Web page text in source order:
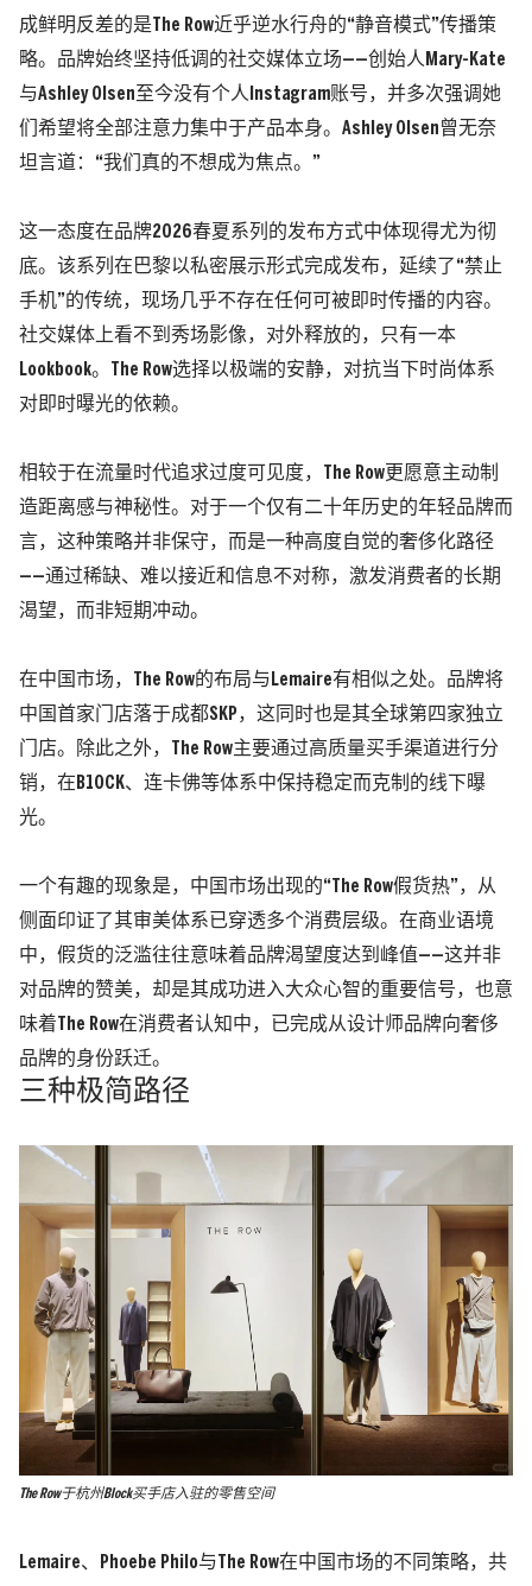
成鲜明反差的是The Row近乎逆水行舟的“静音模式”传播策
略。品牌始终坚持低调的社交媒体立场——创始人Mary-Kate
与Ashley Olsen至今没有个人Instagram账号，并多次强调她
们希望将全部注意力集中于产品本身。Ashley Olsen曾无奈
坦言道：“我们真的不想成为焦点。”
这一态度在品牌2026春夏系列的发布方式中体现得尤为彻
底。该系列在巴黎以私密展示形式完成发布，延续了“禁止
手机”的传统，现场几乎不存在任何可被即时传播的内容。
社交媒体上看不到秀场影像，对外释放的，只有一本
Lookbook。The Row选择以极端的安静，对抗当下时尚体系
对即时曝光的依赖。
相较于在流量时代追求过度可见度，The Row更愿意主动制
造距离感与神秘性。对于一个仅有二十年历史的年轻品牌而
言，这种策略并非保守，而是一种高度自觉的奢侈化路径
——通过稀缺、难以接近和信息不对称，激发消费者的长期
渴望，而非短期冲动。
在中国市场，The Row的布局与Lemaire有相似之处。品牌将
中国首家门店落于成都SKP，这同时也是其全球第四家独立
门店。除此之外，The Row主要通过高质量买手渠道进行分
销，在B1OCK、连卡佛等体系中保持稳定而克制的线下曝
光。
一个有趣的现象是，中国市场出现的“The Row假货热”，从
侧面印证了其审美体系已穿透多个消费层级。 在商业语境
中，假货的泛滥往往意味着品牌渴望度达到峰值——这并非
对品牌的赞美，却是其成功进入大众心智的重要信号，也意
味着The Row在消费者认知中，已完成从设计师品牌向奢侈
品牌的身份跃迁。
三种极简路径
The Row于杭州Block买手店入驻的零售空间
Lemaire、Phoebe Philo与The Row在中国市场的不同策略，共